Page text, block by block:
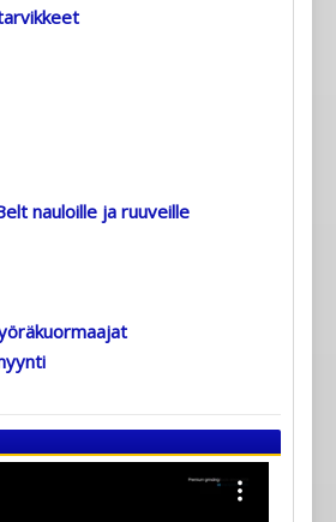
nauloille ja ruuveille